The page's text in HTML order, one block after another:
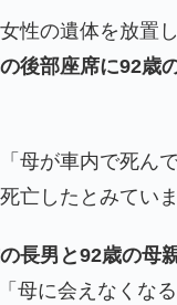
性の遺体を放
後部座席に92歳
母が車内で死ん
亡したとみていま
長男と92歳の母
母に会えなくな